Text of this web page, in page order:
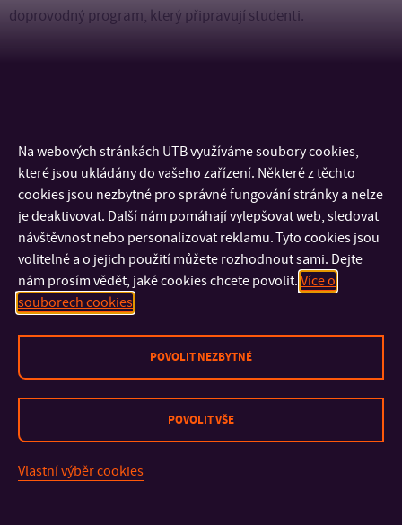
doprovodný program, který připravují studenti.
KONTAKT
DŮLEŽITÉ INFORMACE
RYCHLÉ ODKAZY
Na webových stránkách UTB využíváme soubory cookies,
které jsou ukládány do vašeho zařízení. Některé z těchto
cookies jsou nezbytné pro správné fungování stránky a nelze
je deaktivovat. Další nám pomáhají vylepšovat web, sledovat
návštěvnost nebo personalizovat reklamu. Tyto cookies jsou
volitelné a o jejich použití můžete rozhodnout sami. Dejte
nám prosím vědět, jaké cookies chcete povolit. Více o
souborech cookies
POVOLIT NEZBYTNÉ
POVOLIT VŠE
Vlastní výběr cookies